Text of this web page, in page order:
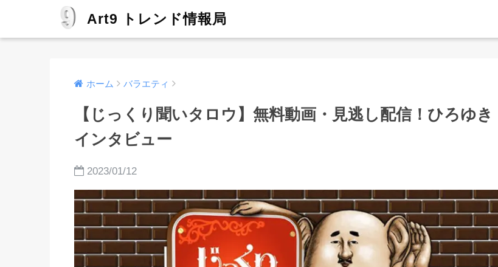
Art9 トレンド情報局
ホーム バラエティ
【じっくり聞いタロウ】無料動画・見逃し配信！ひろゆき
インタビュー
2023/01/12